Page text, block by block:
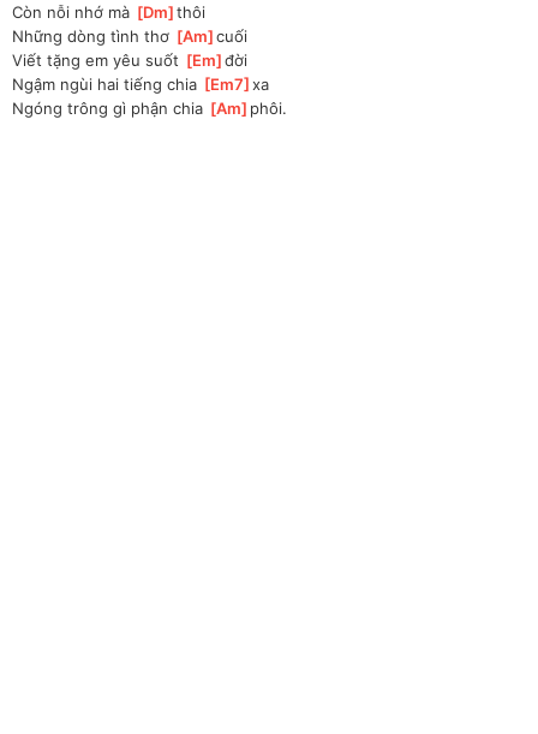
Còn nỗi nhớ mà [Dm ]thôi
Những dòng tình thơ [Am ]
cuối
Viết tặng em yêu suốt [Em ]
đời
Ngậm ngùi hai tiếng chia [Em7 ]
xa
Ngóng trông gì phận chia [Am ]phôi.